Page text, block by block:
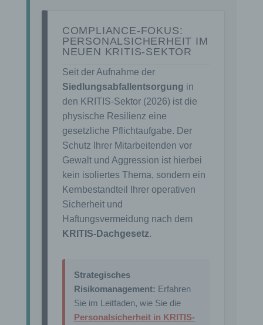
COMPLIANCE-FOKUS:
PERSONALSICHERHEIT IM
NEUEN KRITIS-SEKTOR
Seit der Aufnahme der
Siedlungsabfallentsorgung in
den KRITIS-Sektor (2026) ist die
physische Resilienz eine
gesetzliche Pflichtaufgabe. Der
Schutz Ihrer Mitarbeitenden vor
Gewalt und Aggression ist hierbei
kein isoliertes Thema, sondern ein
Kernbestandteil Ihrer operativen
Sicherheit und
Haftungsvermeidung nach dem
KRITIS-Dachgesetz.
Strategisches
Risikomanagement: Erfahren
Sie im Leitfaden, wie Sie die
Personalsicherheit in KRITIS-